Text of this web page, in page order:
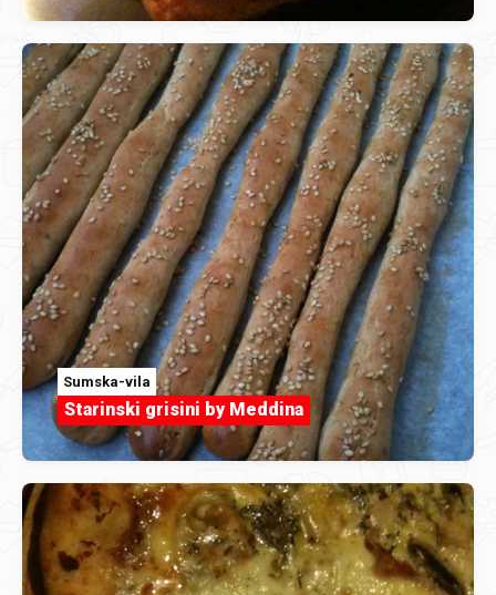
Sumska-vila
Starinski grisini by Meddina